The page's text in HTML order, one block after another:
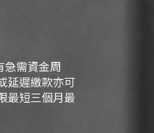
急需資金周
延遲繳款亦可
最短三個月最